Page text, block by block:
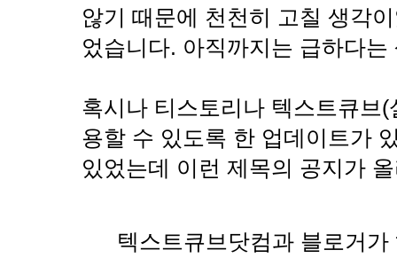
않기 때문에 천천히 고칠 생각
었습니다. 아직까지는 급하다
혹시나 티스토리나 텍스트큐브
용할 수 있도록 한 업데이트가
있었는데 이런 제목의 공지가
텍스트큐브닷컴과 블로거